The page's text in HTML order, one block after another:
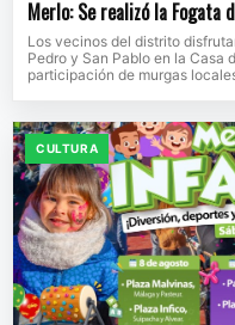
Merlo: Se realizó la Fogata
Los vecinos del distrito
Pedro y San Pablo en la Casa
participación de murgas
CULTURA